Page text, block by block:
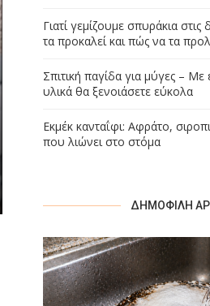
Γιατί γεμίζουμε σπυράκια στις
τα προκαλεί και πώς να τα
Σπιτική παγίδα για μύγες – Με
υλικά θα ξενοιάσετε εύκολα
Εκμέκ κανταΐφι: Αφράτο,
που λιώνει στο στόμα
ΔΗΜΟΦΙΛΉ